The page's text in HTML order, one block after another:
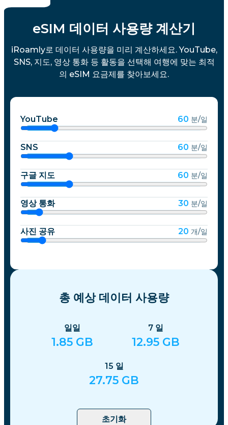
eSIM 데이터 사용량 계산기
iRoamly로 데이터 사용량을 미리 계산하세요. YouTube,
SNS, 지도, 영상 통화 등 활동을 선택해 여행에 맞는 최적
의 eSIM 요금제를 찾아보세요.
YouTube 60 분/일
SNS 60 분/일
구글 지도 60 분/일
영상 통화 30 분/일
사진 공유 20 개/일
총 예상 데이터 사용량
일일
1.85 GB
7 일
12.95 GB
15 일
27.75 GB
초기화